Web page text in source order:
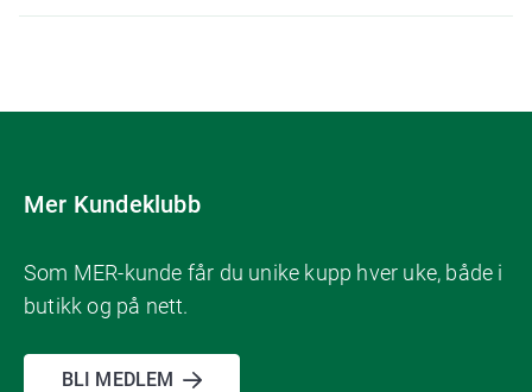
Mer Kundeklubb
Som MER-kunde får du unike kupp hver uke, både i
butikk og på nett.
BLI MEDLEM